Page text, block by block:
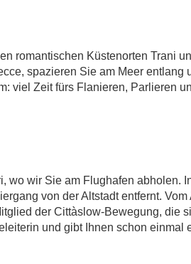
romantischen Küstenorten Trani
spazieren Sie am Meer entlang
viel Zeit fürs Flanieren, Parlieren
wir Sie am Flughafen abholen.
von der Altstadt entfernt.
der Cittàslow-Bewegung, die
und gibt Ihnen schon einmal